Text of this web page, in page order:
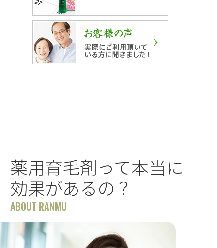
薬用育毛剤って本当に
効果があるの？
ABOUT RANMU